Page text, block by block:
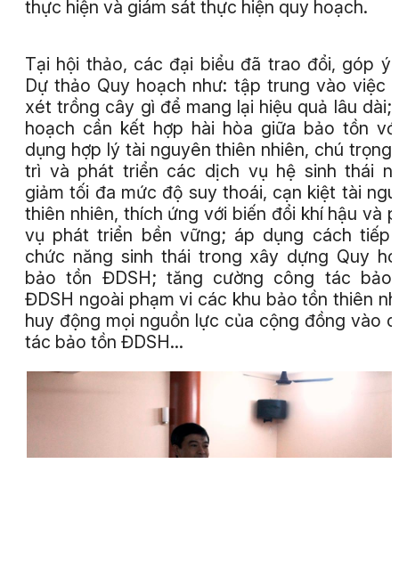
thực hiện và giám sát thực hiện quy hoạch.
Tại hội thảo, các đại biểu đã trao đổi, góp ý
Dự thảo Quy hoạch như: tập trung vào việc
xét trồng cây gì để mang lại hiệu quả lâu dài;
hoạch cần kết hợp hài hòa giữa bảo tồn
dụng hợp lý tài nguyên thiên nhiên, chú trọng
trì và phát triển các dịch vụ hệ sinh thái
giảm tối đa mức độ suy thoái, cạn kiệt tài
thiên nhiên, thích ứng với biến đổi khí hậu và
vụ phát triển bền vững; áp dụng cách tiếp
chức năng sinh thái trong xây dựng Quy
bảo tồn ĐDSH; tăng cường công tác bảo
ĐDSH ngoài phạm vi các khu bảo tồn thiên
huy động mọi nguồn lực của cộng đồng vào
tác bảo tồn ĐDSH…